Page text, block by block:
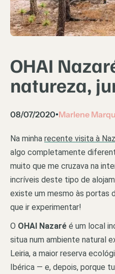
OHAI
natureza,
08/07/2020•Marlene
Na minha recente visita à
algo completamente
muito que me cruzava na
incríveis deste tipo de
existe um mesmo às portas
que ir experimentar!
O OHAI Nazaré é um local
situa num ambiente natural
Leiria, a maior reserva
Ibérica — e, depois, porque